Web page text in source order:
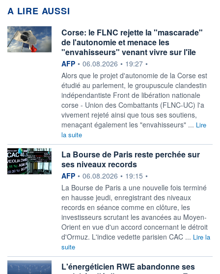
A LIRE AUSSI
Corse: le FLNC rejette la "mascarade"
de l'autonomie et menace les
"envahisseurs" venant vivre sur l'île
information fournie par
AFP • 06.08.2026 • 19:27 •
Alors que le projet d'autonomie de la Corse est
étudié au parlement, le groupuscule clandestin
indépendantiste Front de libération nationale
corse - Union des Combattants (FLNC-UC) l'a
vivement rejeté ainsi que tous ses soutiens,
menaçant également les "envahisseurs" ... Lire
la suite
La Bourse de Paris reste perchée sur
ses niveaux records
information fournie par
AFP • 06.08.2026 • 19:15 •
La Bourse de Paris a une nouvelle fois terminé
en hausse jeudi, enregistrant des niveaux
records en séance comme en clôture, les
investisseurs scrutant les avancées au Moyen-
Orient en vue d'un accord concernant le détroit
d'Ormuz. L'indice vedette parisien CAC ... Lire la
suite
L'énergéticien RWE abandonne ses